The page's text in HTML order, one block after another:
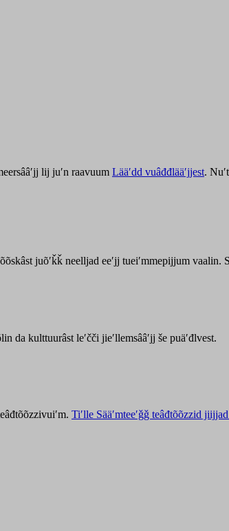
lij juʹn raavuum Lääʹdd vuâđđlääʹjjest.
juõʹǩǩ neelljad eeʹjj tueiʹmmepijjum vaalin.
da kulttuurâst leʹčči jieʹllemsââʹjj še puäʹđlvest.
Tiʹlle Sääʹmteeʹǧǧ teâđtõõzzid jiijjad